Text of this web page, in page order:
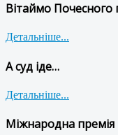
Вітаймо Почесного
Детальніше...
А суд іде…
Детальніше...
Міжнародна